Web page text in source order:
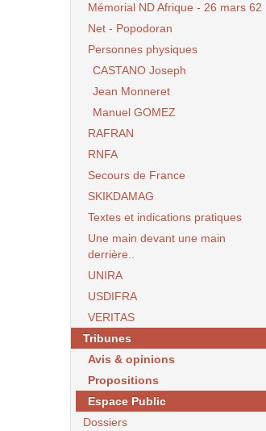
Mémorial ND Afrique - 26 mars 62
Net - Popodoran
Personnes physiques
CASTANO Joseph
Jean Monneret
Manuel GOMEZ
RAFRAN
RNFA
Secours de France
SKIKDAMAG
Textes et indications pratiques
Une main devant une main
derrière..
UNIRA
USDIFRA
VERITAS
Tribunes
Avis & opinions
Propositions
Espace Public
Dossiers